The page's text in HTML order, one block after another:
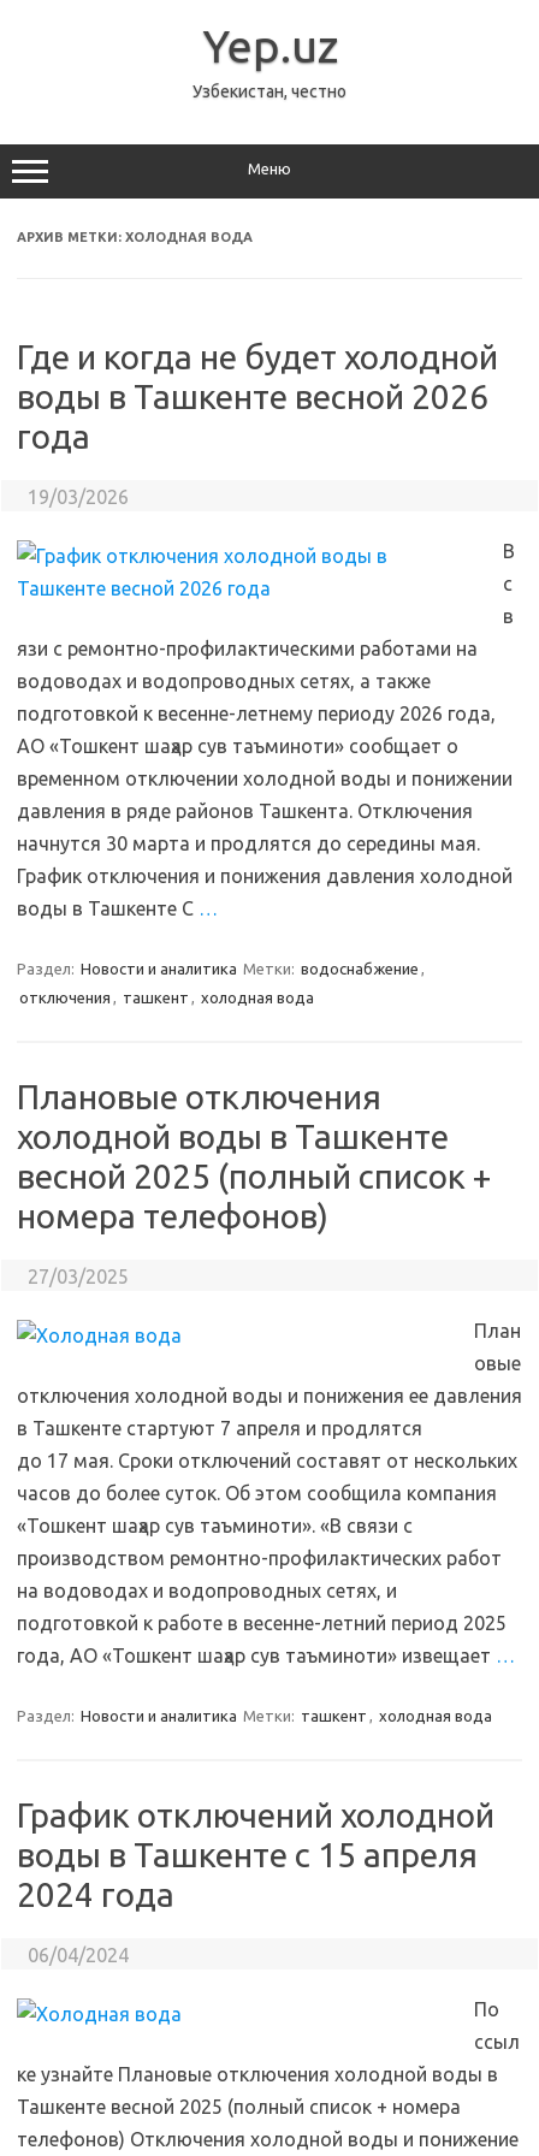
Yep.uz
Узбекистан, честно
Меню
АРХИВ МЕТКИ: ХОЛОДНАЯ ВОДА
Где и когда не будет холодной
воды в Ташкенте весной 2026
года
19/03/2026
В
с
в
язи с ремонтно-профилактическими работами на
водоводах и водопроводных сетях, а также
подготовкой к весенне-летнему периоду 2026 года,
АО «Тошкент шаҳар сув таъминоти» сообщает о
временном отключении холодной воды и понижении
давления в ряде районов Ташкента. Отключения
начнутся 30 марта и продлятся до середины мая.
График отключения и понижения давления холодной
воды в Ташкенте С …
Раздел: Новости и аналитика Метки: водоснабжение ,
отключения , ташкент , холодная вода
Плановые отключения
холодной воды в Ташкенте
весной 2025 (полный список +
номера телефонов)
27/03/2025
План
овые
отключения холодной воды и понижения ее давления
в Ташкенте стартуют 7 апреля и продлятся
до 17 мая. Сроки отключений составят от нескольких
часов до более суток. Об этом сообщила компания
«Тошкент шаҳар сув таъминоти». «В связи с
производством ремонтно-профилактических работ
на водоводах и водопроводных сетях, и
подготовкой к работе в весенне-летний период 2025
года, АО «Тошкент шаҳар сув таъминоти» извещает …
Раздел: Новости и аналитика Метки: ташкент , холодная вода
График отключений холодной
воды в Ташкенте с 15 апреля
2024 года
06/04/2024
По
ссыл
ке узнайте Плановые отключения холодной воды в
Ташкенте весной 2025 (полный список + номера
телефонов) Отключения холодной воды и понижение